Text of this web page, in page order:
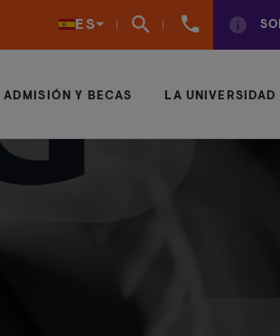
ES
960
ADMISIÓN Y BECAS LA UNIVERSIDAD